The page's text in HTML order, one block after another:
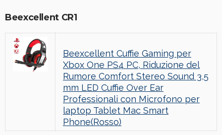
Beexcellent CR1
Beexcellent Cuffie Gaming per
Xbox One PS4 PC, Riduzione del
Rumore Comfort Stereo Sound 3,5
mm LED Cuffie Over Ear
Professionali con Microfono per
laptop Tablet Mac Smart
Phone(Rosso)